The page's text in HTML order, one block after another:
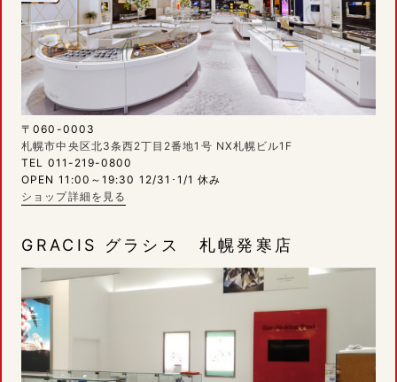
〒060-0003
札幌市中央区北3条西2丁目2番地1号 NX札幌ビル1F
TEL 011-219-0800
OPEN 11:00～19:30 12/31･1/1 休み
ショップ詳細を見る
GRACIS グラシス 札幌発寒店